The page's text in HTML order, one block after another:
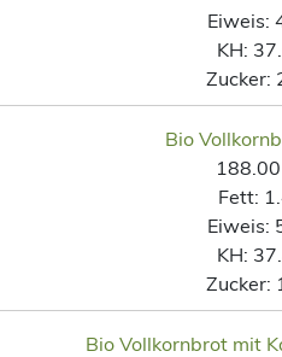
Eiweis:
KH:
Zucker:
Bio
Fett:
Eiweis:
KH:
Zucker:
Bio Vollkornbrot mit